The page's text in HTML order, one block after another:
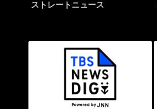
ストレートニュース